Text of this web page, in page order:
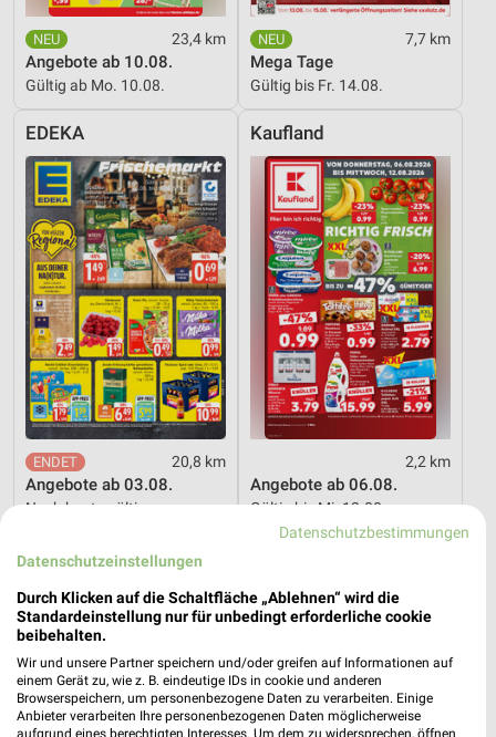
23,4 km
Angebote ab 10.08.
Gültig ab Mo. 10.08.
7,7 km
Mega Tage
Gültig bis Fr. 14.08.
EDEKA
20,8 km
Angebote ab 03.08.
Noch heute gültig
Kaufland
2,2 km
Angebote ab 06.08.
Gültig bis Mi. 12.08.
XXXLutz
Datenschutzbestimmungen
Datenschutzeinstellungen
Durch Klicken auf die Schaltfläche „Ablehnen“ wird die
Standardeinstellung nur für unbedingt erforderliche cookie
beibehalten.
Wir und unsere Partner speichern und/oder greifen auf Informationen auf
einem Gerät zu, wie z. B. eindeutige IDs in cookie und anderen
Browserspeichern, um personenbezogene Daten zu verarbeiten. Einige
Anbieter verarbeiten Ihre personenbezogenen Daten möglicherweise
aufgrund eines berechtigten Interesses. Um dem zu widersprechen, öffnen